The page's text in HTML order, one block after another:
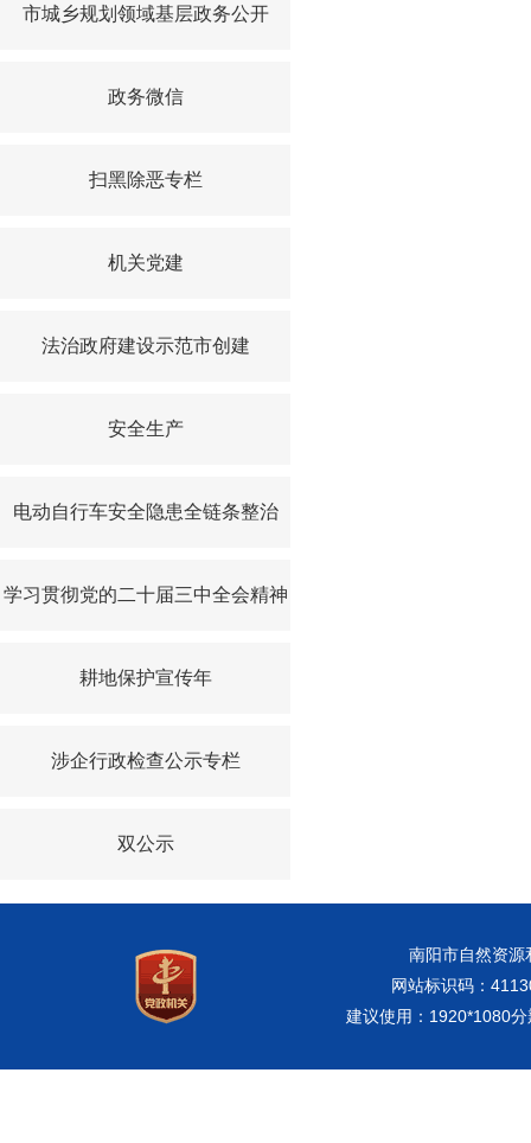
市城乡规划领域基层政务公开
政务微信
扫黑除恶专栏
机关党建
法治政府建设示范市创建
安全生产
电动自行车安全隐患全链条整治
学习贯彻党的二十届三中全会精神
耕地保护宣传年
涉企行政检查公示专栏
双公示
南阳市自然资
网站标识码：
建议使用：1920*1080